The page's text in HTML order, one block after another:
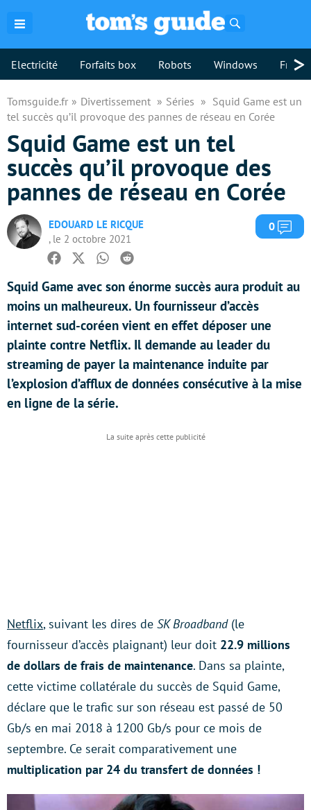
Electricité Forfaits box Robots Windows >
Tomsguide.fr Divertissement Séries
Squid Game est un
tel succès qu’il provoque des pannes de réseau en Corée
Squid Game est un tel
succès qu’il provoque des
pannes de réseau en Corée
EDOUARD LE RICQUE
, le 2 octobre 2021
0
Facebook
TwitterWhatsapp
Reddit
Squid Game avec son énorme succès aura produit au
moins un malheureux. Un fournisseur d’accès
internet sud-coréen vient en effet déposer une
plainte contre Netflix. Il demande au leader du
streaming de payer la maintenance induite par
l’explosion d’afflux de données consécutive à la mise
en ligne de la série.
Netflix, suivant les dires de SK Broadband (le
fournisseur d’accès plaignant) leur doit 22.9 millions
de dollars de frais de maintenance. Dans sa plainte,
cette victime collatérale du succès de Squid Game,
déclare que le trafic sur son réseau est passé de 50
Gb/s en mai 2018 à 1200 Gb/s pour ce mois de
septembre. Ce serait comparativement une
multiplication par 24 du transfert de données !